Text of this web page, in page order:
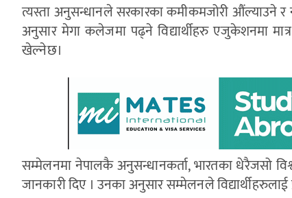
त्यस्ता अनुसन्धानले सरकारका कमीकमजोरी औंल्याउने र
अनुसार मेगा कलेजमा पढ्ने विद्यार्थीहरु एजुकेशनमा
खेल्नेछ।
सम्मेलनमा नेपालकै अनुसन्धानकर्ता, भारतका धेरैजसो
जानकारी दिए । उनका अनुसार सम्मेलनले विद्यार्थीहरुलाई